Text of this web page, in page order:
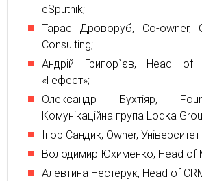
eSputnik;
Тарас Дроворуб, Co-owner,
Consulting;
Андрій Григор`єв, Head of
«Гефест»;
Олександр Бухтiяр,
Комунiкацiйна група Lodka
Iгор Сандик, Owner,
Володимир Юхименко, Head of
Алевтина Нестерук, Head of